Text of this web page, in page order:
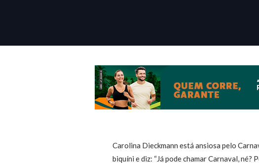
Carolina Dieckmann está ansiosa pelo
biquíni e diz: “Já pode chamar Carnaval,